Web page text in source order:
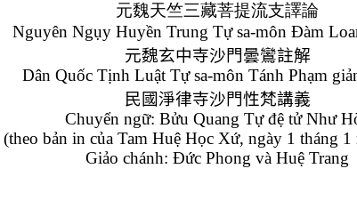
元魏天竺三藏菩提流支譯論
Nguyên Ngụy Huyền Trung Tự sa-môn Đàm
元魏玄中寺沙門曇鸞註解
Dân Quốc Tịnh Luật Tự sa-môn Tánh Phạm
民國淨律寺沙門性梵講義
Chuyển ngữ: Bửu Quang Tự đệ tử Như
(theo bản in của Tam Huệ Học Xứ, ngày 1 tháng 1
Giảo chánh: Đức Phong và Huệ Trang